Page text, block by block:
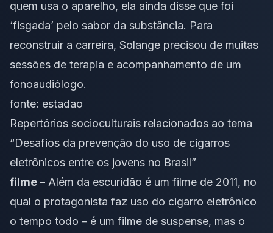
quem usa o aparelho, ela ainda disse que foi
‘fisgada’ pelo sabor da substância. Para
reconstruir a carreira, Solange precisou de muitas
sessões de terapia e acompanhamento de um
fonoaudiólogo.
fonte: estadao
Repertórios socioculturais relacionados ao tema
“Desafios da prevenção do uso de cigarros
eletrônicos entre os jovens no Brasil”
filme– Além da escuridão é um filme de 2011, no
qual o protagonista faz uso do cigarro eletrônico
o tempo todo – é um filme de suspense, mas o